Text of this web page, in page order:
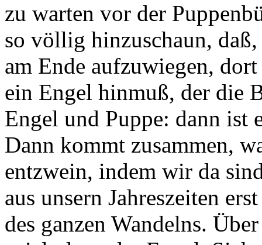
zu warten vor der
so völlig hinzuschaun,
am Ende aufzuwiegen,
ein Engel hinmuß, der die
Engel und Puppe: dann ist
Dann kommt zusammen,
entzwein, indem wir da
aus unsern Jahreszeiten
des ganzen Wandelns.